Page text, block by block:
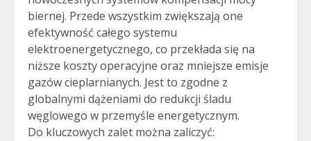
biernej. Przede wszystkim zwiększają one
efektywność całego systemu
elektroenergetycznego, co przekłada się na
niższe koszty operacyjne oraz mniejsze emisje
gazów cieplarnianych. Jest to zgodne z
globalnymi dążeniami do redukcji śladu
węglowego w przemyśle energetycznym.
Do kluczowych zalet można zaliczyć: